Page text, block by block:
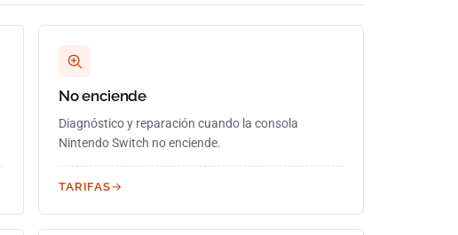
No enciende
Diagnóstico y reparación cuando la consola
Nintendo Switch no enciende.
TARIFAS